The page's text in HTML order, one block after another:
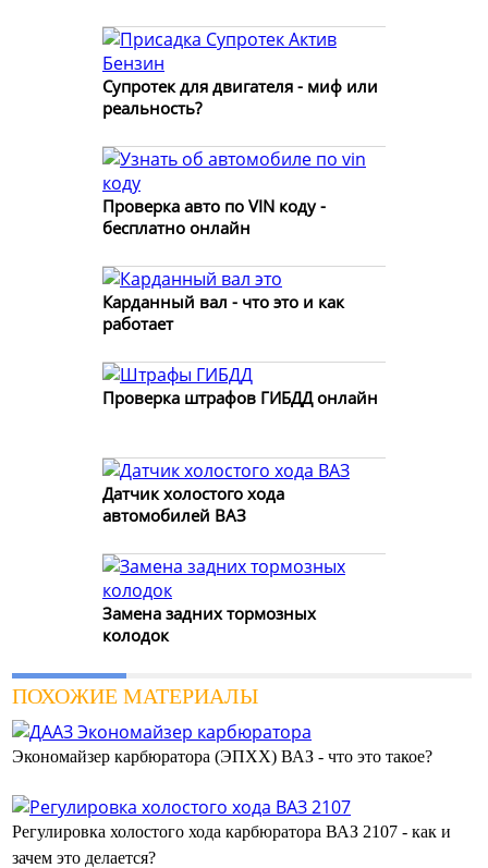
Супротек для двигателя - миф или
реальность?
Проверка авто по VIN коду -
бесплатно онлайн
Карданный вал - что это и как
работает
Проверка штрафов ГИБДД онлайн
Датчик холостого хода
автомобилей ВАЗ
Замена задних тормозных
колодок
ПОХОЖИЕ МАТЕРИАЛЫ
Экономайзер карбюратора (ЭПХХ) ВАЗ - что это такое?
Регулировка холостого хода карбюратора ВАЗ 2107 - как и
зачем это делается?